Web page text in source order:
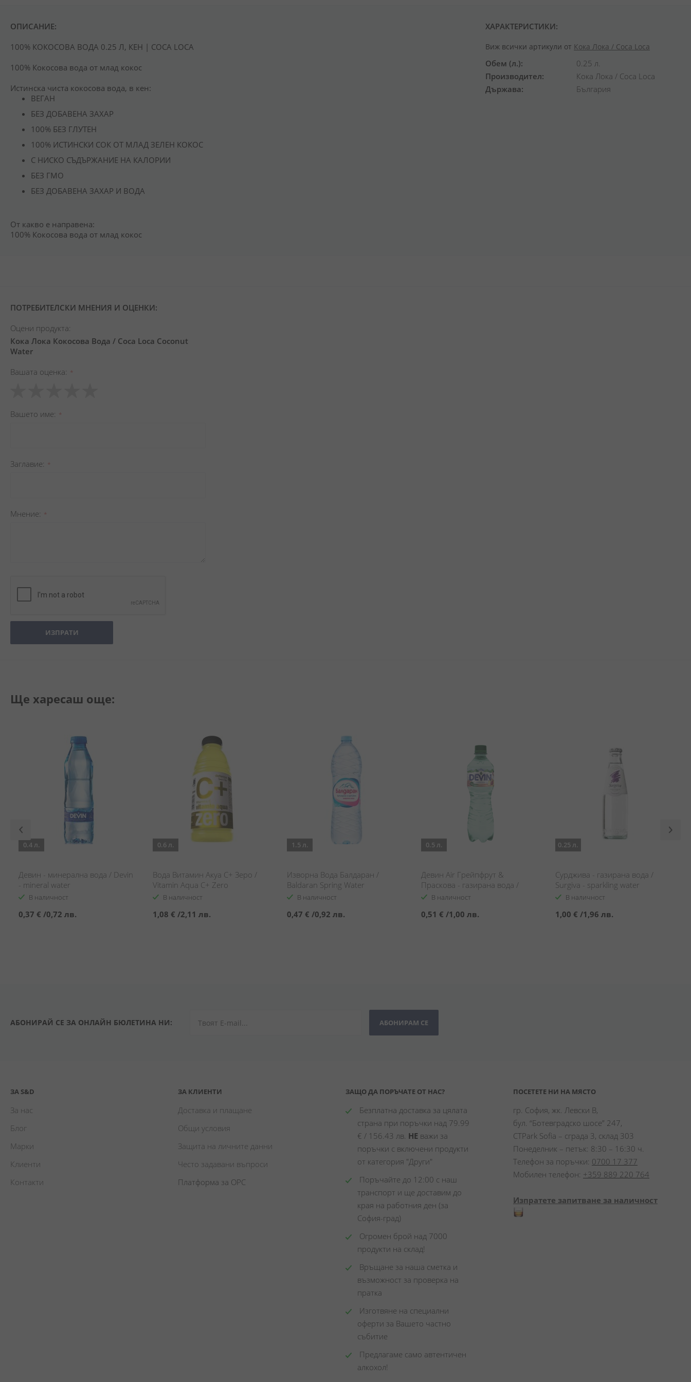
ХАРАКТЕРИСТИКИ:
Виж всички артикули от Кока Лока / Coca Loca
Обем (л.)
0.25 л.
Производител
Кока Лока / Coca Loca
Държава
България
ОПИСАНИЕ:
100% КОКОСОВА ВОДА 0.25 Л, КЕН | COCA LOCA
100% Кокосова вода от млад кокос
Истинска чиста кокосова вода, в кен:
ВЕГАН
БЕЗ ДОБАВЕНА ЗАХАР
100% БЕЗ ГЛУТЕН
100% ИСТИНСКИ СОК ОТ МЛАД ЗЕЛЕН КОКОС
С НИСКО СЪДЪРЖАНИЕ НА КАЛОРИИ
БЕЗ ГМО
БЕЗ ДОБАВЕНА ЗАХАР И ВОДА
От какво е направена:
100% Кокосова вода от млад кокос
ПОТРЕБИТЕЛСКИ МНЕНИЯ И ОЦЕНКИ:
Оцени продукта:
Кока Лока Кокосова Вода / Coca Loca Coconut
Water
Вашата оценка
star
stars
stars
stars
stars
Вашето име
Заглавиe
Мнение
ИЗПРАТИ
Ще харесаш още:
0.4 л.
Девин - минерална вода / Devin
- mineral water
В наличност
0,37 € /0,72 лв.
0.6 л.
Вода Витамин Акуа C+ Зеро /
Vitamin Aqua C+ Zero
В наличност
1,08 € /2,11 лв.
1.5 л.
Изворна Вода Балдаран /
Baldaran Spring Water
В наличност
0,47 € /0,92 лв.
0.5 л.
Девин Air Грейпфрут &
Праскова - газирана вода /
Devin Air Grapefruit & Peach -
В наличност
0,51 € /1,00 лв.
0.25 л.
Сурджива - газирана вода /
Surgiva - sparkling water
В наличност
1,00 € /1,96 лв.
АБОНИРАЙ СЕ ЗА ОНЛАЙН БЮЛЕТИНА НИ: АБОНИРАМ СЕ
ЗА S&D
За нас
Блог
Марки
Клиенти
Контакти
ЗА КЛИЕНТИ
Доставка и плащане
Общи условия
Защита на личните данни
Често задавани въпроси
Платформа за ОРС
ЗАЩО ДА ПОРЪЧАТЕ ОТ НАС?
Безплатна доставка за цялата
страна при поръчки над 79.99
€ / 156.43 лв. НЕ важи за
поръчки с включени продукти
от категория "Други"
Поръчайте до 12:00 с наш
транспорт и ще доставим до
края на работния ден (за
София-град)
Огромен брой над 7000
продукти на склад!
Връщане за наша сметка и
възможност за проверка на
пратка
Изготвяне на специални
оферти за Вашето частно
събитие
Предлагаме само автентичен
алкохол!
ПОСЕТЕТЕ НИ НА МЯСТО
гр. София, жк. Левски В,
бул. “Ботевградско шосе” 247,
CTPark Sofia – сграда 3, склад 303
Понеделник – петък: 8:30 – 16:30 ч.
Телефон за поръчки: 0700 17 377
Мобилен телефон: +359 889 220 764
Изпратете запитване за наличност